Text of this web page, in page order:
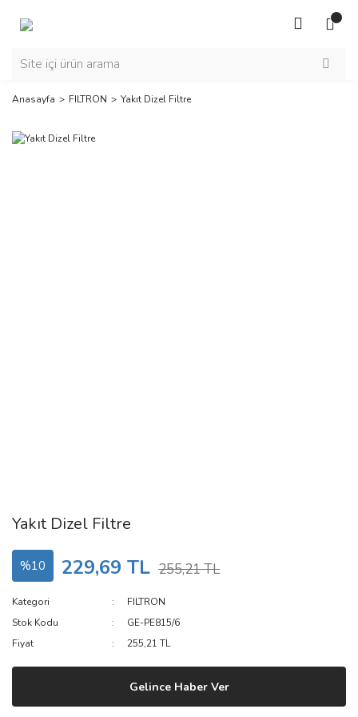
Anasayfa FILTRON Yakıt Dizel Filtre
Yakıt Dizel Filtre
%10 229,69 TL 255,21 TL
Kategori
FILTRON
Stok Kodu
GE-PE815/6
Fiyat
255,21 TL
Gelince Haber Ver